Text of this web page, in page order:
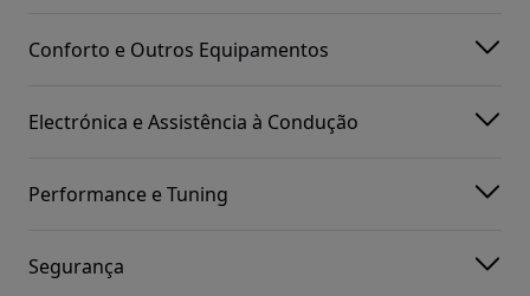
Conforto e Outros Equipamentos
Electrónica e Assistência à Condução
Performance e Tuning
Segurança